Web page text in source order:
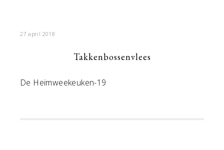
27 april 2018
Takkenbossenvlees
De Heimweekeuken-19